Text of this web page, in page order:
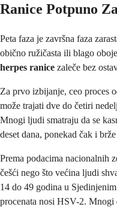
Ranice Potpuno
Peta faza je završna faza
obično ružičasta ili blago
herpes ranice zaleče bez
Za prvo izbijanje, ceo proces
može trajati dve do četiri
Mnogi ljudi smatraju da se
deset dana, ponekad čak i
Prema podacima nacionalnih
češći nego što većina ljudi
14 do 49 godina u
procenata nosi HSV-2.